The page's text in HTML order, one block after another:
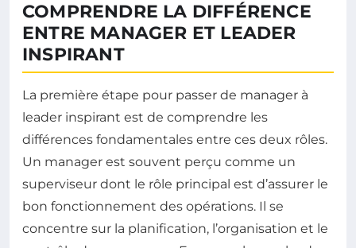
COMPRENDRE LA DIFFÉRENCE
ENTRE MANAGER ET LEADER
INSPIRANT
La première étape pour passer de manager à
leader inspirant est de comprendre les
différences fondamentales entre ces deux rôles.
Un manager est souvent perçu comme un
superviseur dont le rôle principal est d’assurer le
bon fonctionnement des opérations. Il se
concentre sur la planification, l’organisation et le